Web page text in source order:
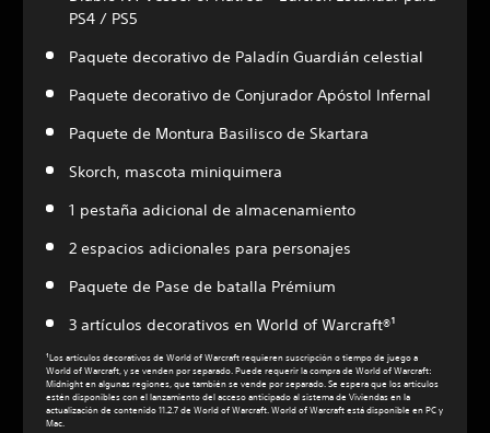
PS4 / PS5
Paquete decorativo de Paladín Guardián celestial
Paquete decorativo de Conjurador Apóstol Infernal
Paquete de Montura Basilisco de Skartara
Skorch, mascota miniquimera
1 pestaña adicional de almacenamiento
2 espacios adicionales para personajes
Paquete de Pase de batalla Prémium
3 artículos decorativos en World of Warcraft®¹
¹Los artículos decorativos de World of Warcraft requieren suscripción o tiempo de juego a
World of Warcraft, y se venden por separado. Puede requerir la compra de World of Warcraft:
Midnight en algunas regiones, que también se vende por separado. Se espera que los artículos
estén disponibles con el lanzamiento del acceso anticipado al sistema de Viviendas en la
actualización de contenido 11.2.7 de World of Warcraft. World of Warcraft está disponible en PC y
Mac.